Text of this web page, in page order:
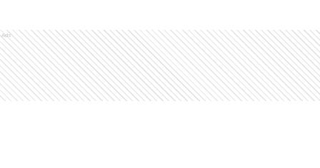
Ads